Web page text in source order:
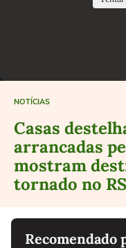
NOTÍCIAS
Casas
arrancadas
mostram
tornado no RS
Recomendado